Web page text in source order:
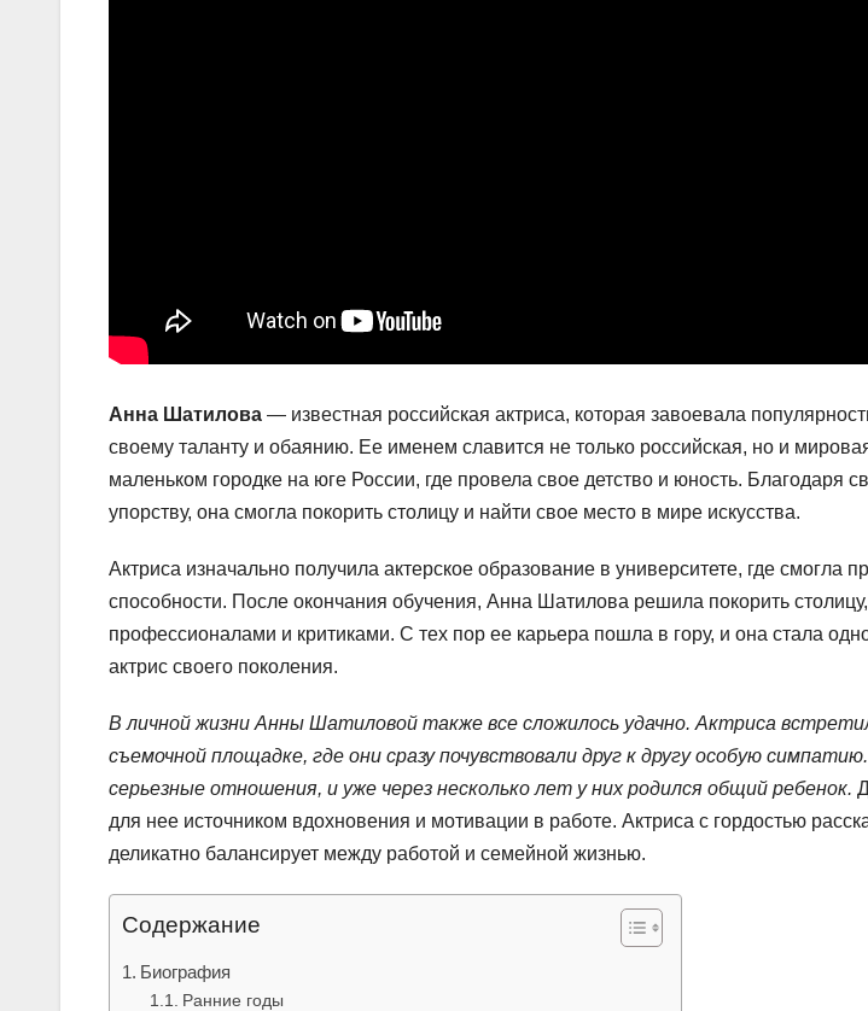
Анна Шатилова — известная российская актриса, которая завоевала
своему таланту и обаянию. Ее именем славится не только российская, но и
маленьком городке на юге России, где провела свое детство и юность. Благодаря
упорству, она смогла покорить столицу и найти свое место в мире искусства.
Актриса изначально получила актерское образование в университете, где смогла
способности. После окончания обучения, Анна Шатилова решила покорить
профессионалами и критиками. С тех пор ее карьера пошла в гору, и она стала
актрис своего поколения.
В личной жизни Анны Шатиловой также все сложилось удачно. Актриса
съемочной площадке, где они сразу почувствовали друг к другу особую
серьезные отношения, и уже через несколько лет у них родился общий ребенок.
для нее источником вдохновения и мотивации в работе. Актриса с гордостью
деликатно балансирует между работой и семейной жизнью.
Содержание
Биография
Ранние годы